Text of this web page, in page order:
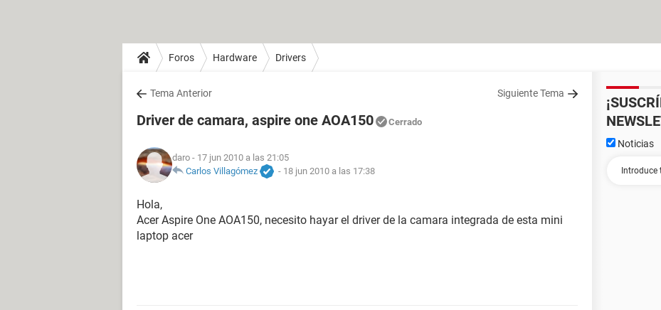
Foros Hardware Drivers
Tema Anterior Siguiente Tema
Driver de camara, aspire one AOA150 Cerrado
daro - 17 jun 2010 a las 21:05
Carlos Villagómez
- 18 jun 2010 a las 17:38
Hola,
Acer Aspire One AOA150, necesito hayar el driver de la camara integrada de esta mini
laptop acer
Noticias